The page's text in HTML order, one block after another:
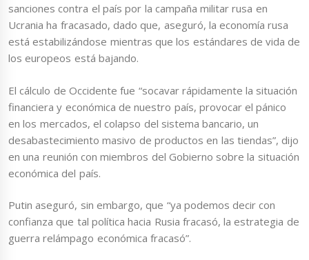
sanciones contra el país por la campaña militar rusa en
Ucrania ha fracasado, dado que, aseguró, la economía rusa
está estabilizándose mientras que los estándares de vida de
los europeos está bajando.
El cálculo de Occidente fue “socavar rápidamente la situación
financiera y económica de nuestro país, provocar el pánico
en los mercados, el colapso del sistema bancario, un
desabastecimiento masivo de productos en las tiendas”, dijo
en una reunión con miembros del Gobierno sobre la situación
económica del país.
Putin aseguró, sin embargo, que “ya podemos decir con
confianza que tal política hacia Rusia fracasó, la estrategia de
guerra relámpago económica fracasó”.